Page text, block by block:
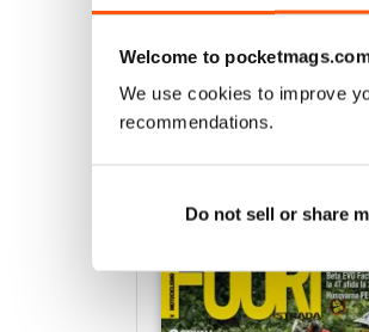
Welcome to
We use cookies to improve
recommendations.
Do not sell or share
VISUALIZZA LE
EDIZIONI INDIETRO